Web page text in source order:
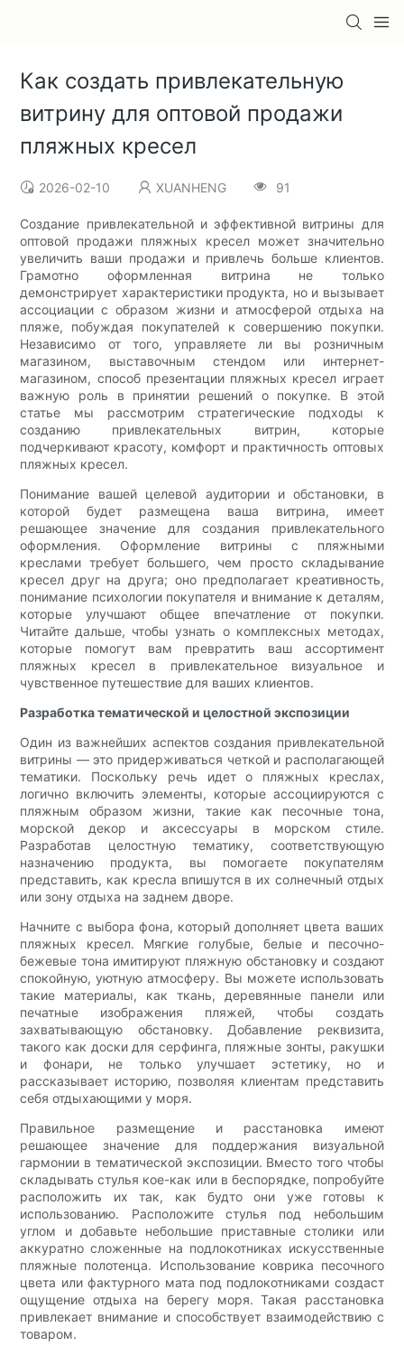
Как создать привлекательную
витрину для оптовой продажи
пляжных кресел
2026-02-10 XUANHENG 91
Создание привлекательной и эффективной витрины для
оптовой продажи пляжных кресел может значительно
увеличить ваши продажи и привлечь больше клиентов.
Грамотно оформленная витрина не только
демонстрирует характеристики продукта, но и вызывает
ассоциации с образом жизни и атмосферой отдыха на
пляже, побуждая покупателей к совершению покупки.
Независимо от того, управляете ли вы розничным
магазином, выставочным стендом или интернет-
магазином, способ презентации пляжных кресел играет
важную роль в принятии решений о покупке. В этой
статье мы рассмотрим стратегические подходы к
созданию привлекательных витрин, которые
подчеркивают красоту, комфорт и практичность оптовых
пляжных кресел.
Понимание вашей целевой аудитории и обстановки, в
которой будет размещена ваша витрина, имеет
решающее значение для создания привлекательного
оформления. Оформление витрины с пляжными
креслами требует большего, чем просто складывание
кресел друг на друга; оно предполагает креативность,
понимание психологии покупателя и внимание к деталям,
которые улучшают общее впечатление от покупки.
Читайте дальше, чтобы узнать о комплексных методах,
которые помогут вам превратить ваш ассортимент
пляжных кресел в привлекательное визуальное и
чувственное путешествие для ваших клиентов.
Разработка тематической и целостной экспозиции
Один из важнейших аспектов создания привлекательной
витрины — это придерживаться четкой и располагающей
тематики. Поскольку речь идет о пляжных креслах,
логично включить элементы, которые ассоциируются с
пляжным образом жизни, такие как песочные тона,
морской декор и аксессуары в морском стиле.
Разработав целостную тематику, соответствующую
назначению продукта, вы помогаете покупателям
представить, как кресла впишутся в их солнечный отдых
или зону отдыха на заднем дворе.
Начните с выбора фона, который дополняет цвета ваших
пляжных кресел. Мягкие голубые, белые и песочно-
бежевые тона имитируют пляжную обстановку и создают
спокойную, уютную атмосферу. Вы можете использовать
такие материалы, как ткань, деревянные панели или
печатные изображения пляжей, чтобы создать
захватывающую обстановку. Добавление реквизита,
такого как доски для серфинга, пляжные зонты, ракушки
и фонари, не только улучшает эстетику, но и
рассказывает историю, позволяя клиентам представить
себя отдыхающими у моря.
Правильное размещение и расстановка имеют
решающее значение для поддержания визуальной
гармонии в тематической экспозиции. Вместо того чтобы
складывать стулья кое-как или в беспорядке, попробуйте
расположить их так, как будто они уже готовы к
использованию. Расположите стулья под небольшим
углом и добавьте небольшие приставные столики или
аккуратно сложенные на подлокотниках искусственные
пляжные полотенца. Использование коврика песочного
цвета или фактурного мата под подлокотниками создаст
ощущение отдыха на берегу моря. Такая расстановка
привлекает внимание и способствует взаимодействию с
товаром.